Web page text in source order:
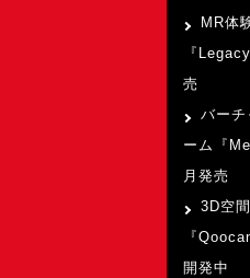
MR体
『
売
バーチ
ーム『
月発売
3D空
『
開発中